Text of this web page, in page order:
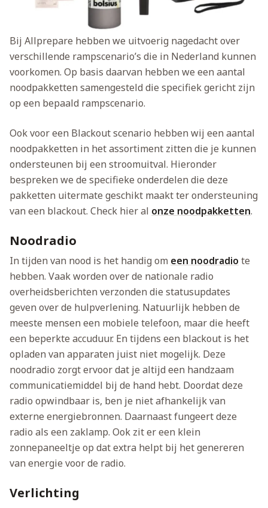
Bij Allprepare hebben we uitvoerig nagedacht over
verschillende rampscenario’s die in Nederland kunnen
voorkomen. Op basis daarvan hebben we een aantal
noodpakketten samengesteld die specifiek gericht zijn
op een bepaald rampscenario.
Ook voor een Blackout scenario hebben wij een aantal
noodpakketten in het assortiment zitten die je kunnen
ondersteunen bij een stroomuitval. Hieronder
bespreken we de specifieke onderdelen die deze
pakketten uitermate geschikt maakt ter ondersteuning
van een blackout. Check hier al onze noodpakketten.
Noodradio
In tijden van nood is het handig om een noodradio te
hebben. Vaak worden over de nationale radio
overheidsberichten verzonden die statusupdates
geven over de hulpverlening. Natuurlijk hebben de
meeste mensen een mobiele telefoon, maar die heeft
een beperkte accuduur. En tijdens een blackout is het
opladen van apparaten juist niet mogelijk. Deze
noodradio zorgt ervoor dat je altijd een handzaam
communicatiemiddel bij de hand hebt. Doordat deze
radio opwindbaar is, ben je niet afhankelijk van
externe energiebronnen. Daarnaast fungeert deze
radio als een zaklamp. Ook zit er een klein
zonnepaneeltje op dat extra helpt bij het genereren
van energie voor de radio.
Verlichting